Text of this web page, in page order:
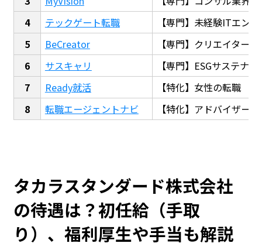
テックゲート転職
【専門】未経験ITエン
BeCreator
【専門】クリエイター
サスキャリ
【専門】ESGサステナ
Ready就活
【特化】女性の転職
転職エージェントナビ
【特化】アドバイザー
タカラスタンダード株式会社
の待遇は？初任給（手取
り）、福利厚生や手当も解説